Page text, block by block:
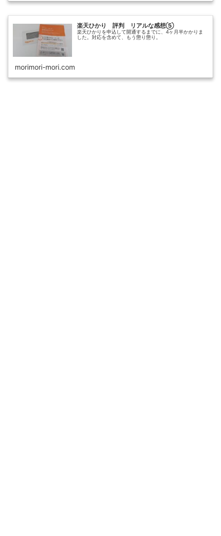
楽天ひかり 評判 リアルな感想⑤
楽天ひかりを申込して開通するまでに、4ヶ月半かかりま
した。対応を含めて、もう懲り懲り。
morimori-mori.com